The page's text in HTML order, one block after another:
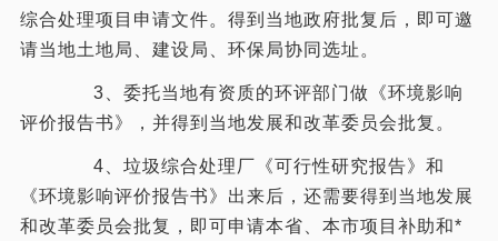
综合处理项目申请文件。得到当地政府批复后，即可邀
请当地土地局、建设局、环保局协同选址。
3、委托当地有资质的环评部门做《环境影响
评价报告书》，并得到当地发展和改革委员会批复。
4、垃圾综合处理厂《可行性研究报告》和
《环境影响评价报告书》出来后，还需要得到当地发展
和改革委员会批复，即可申请本省、本市项目补助和*